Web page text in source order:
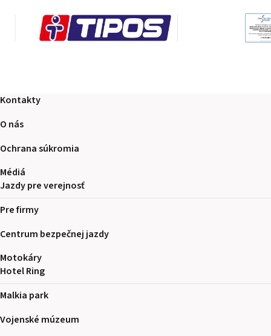
Kontakty
O nás
Ochrana súkromia
Médiá
Jazdy pre verejnosť
Pre firmy
Centrum bezpečnej jazdy
Motokáry
Hotel Ring
Malkia park
Vojenské múzeum